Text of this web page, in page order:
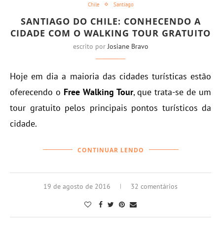
Chile Santiago
SANTIAGO DO CHILE: CONHECENDO A
CIDADE COM O WALKING TOUR GRATUITO
escrito por Josiane Bravo
Hoje em dia a maioria das cidades turísticas estão
oferecendo o Free Walking Tour, que trata-se de um
tour gratuito pelos principais pontos turísticos da
cidade.
CONTINUAR LENDO
19 de agosto de 2016 32 comentários